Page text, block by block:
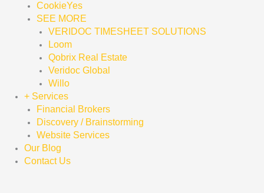
CookieYes
SEE MORE
VERIDOC TIMESHEET SOLUTIONS
Loom
Qobrix Real Estate
Veridoc Global
Willo
+ Services
Financial Brokers
Discovery / Brainstorming
Website Services
Our Blog
Contact Us